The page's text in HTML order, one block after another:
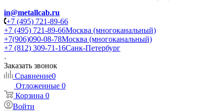
in@metallcab.ru
+7 (495) 721-89-66
+7 (495) 721-89-66Москва (многоканальный)
+7(906)090-08-78Москва (многоканальный)
+7 (812) 309-71-16Санк-Петербург
Заказать звонок
Сравнение0
Отложенные 0
Корзина 0
Войти